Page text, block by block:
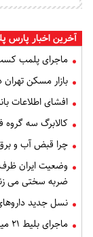
آخرین اخبار پارس
ماجرای پلمب
بازار مسکن تهران
افشای اطلاعات بانکی ۱۲۰۰ شهروند تهرانی در یک غرفه
کالابرگ سه گروه
چرا قبض آب و برق خرداد و
ضربه سختی می
نسل جدید
ماجرای بلیط ۲۱ میلیون تومانی تهران - اصفهان چه بود؟